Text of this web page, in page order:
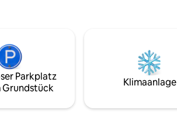
WLAN
Cacha
Parkplatz
Grundstück
Klimaanlage